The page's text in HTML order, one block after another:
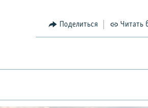
Поделиться Читать